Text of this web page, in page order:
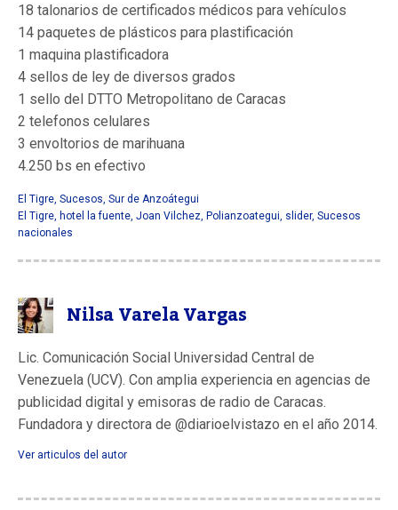
18 talonarios de certificados médicos para vehículos
14 paquetes de plásticos para plastificación
1 maquina plastificadora
4 sellos de ley de diversos grados
1 sello del DTTO Metropolitano de Caracas
2 telefonos celulares
3 envoltorios de marihuana
4.250 bs en efectivo
El Tigre, Sucesos, Sur de Anzoátegui
El Tigre, hotel la fuente, Joan Vilchez, Polianzoategui, slider, Sucesos
nacionales
Nilsa Varela Vargas
Lic. Comunicación Social Universidad Central de
Venezuela (UCV). Con amplia experiencia en agencias de
publicidad digital y emisoras de radio de Caracas.
Fundadora y directora de @diarioelvistazo en el año 2014.
Ver articulos del autor